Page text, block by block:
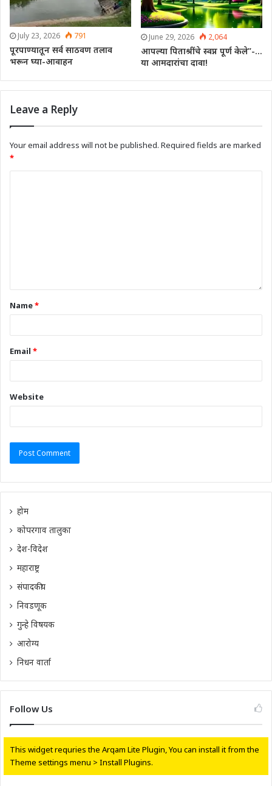
July 23, 2026 791
पूरपाण्यातून सर्व साठवण तलाव
भरून घ्या-आवाहन
June 29, 2026 2,064
आपल्या पिताश्रींचे स्वप्न पूर्ण केले”-…
या आमदारांचा दावा!
Leave a Reply
Your email address will not be published. Required fields are marked
*
Name*
Email *
Website
होम
कोपरगाव तालुका
देश-विदेश
महाराष्ट्र
संपादकीय
निवडणूक
गुन्हे विषयक
आरोग्य
निधन वार्ता
Follow Us
This widget requries the Arqam Lite Plugin, You can install it from the
Theme settings menu > Install Plugins.